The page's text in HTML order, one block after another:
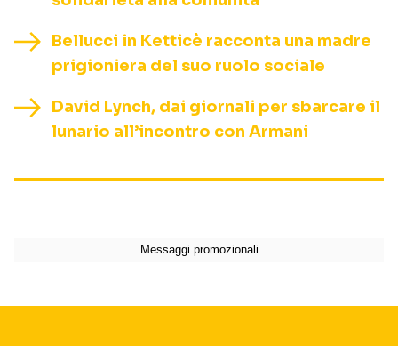
Bellucci in Ketticè racconta una madre
prigioniera del suo ruolo sociale
David Lynch, dai giornali per sbarcare il
lunario all’incontro con Armani